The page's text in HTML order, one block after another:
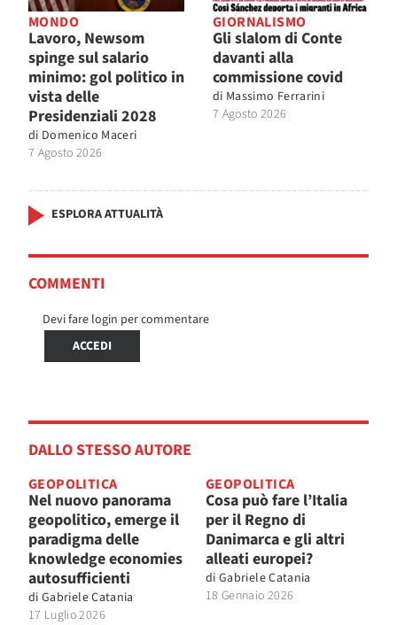
MONDO
Lavoro, Newsom
spinge sul salario
minimo: gol politico in
vista delle
Presidenziali 2028
di Domenico Maceri
7 Agosto 2026
GIORNALISMO
Gli slalom di Conte
davanti alla
commissione covid
di Massimo Ferrarini
7 Agosto 2026
ESPLORA ATTUALITÀ
COMMENTI
Devi fare login per commentare
ACCEDI
DALLO STESSO AUTORE
GEOPOLITICA
Nel nuovo panorama
geopolitico, emerge il
paradigma delle
knowledge economies
autosufficienti
di Gabriele Catania
17 Luglio 2026
GEOPOLITICA
Cosa può fare l’Italia
per il Regno di
Danimarca e gli altri
alleati europei?
di Gabriele Catania
18 Gennaio 2026